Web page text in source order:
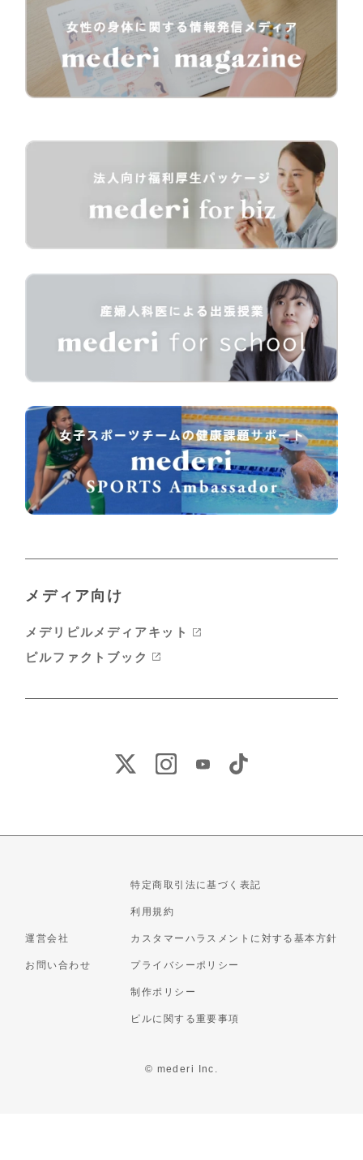
メディア向け
メデリピルメディアキット
ピルファクトブック
運営会社
お問い合わせ
特定商取引法に基づく表記
利用規約
カスタマーハラスメントに対する基本方針
プライバシーポリシー
制作ポリシー
ピルに関する重要事項
© mederi Inc.